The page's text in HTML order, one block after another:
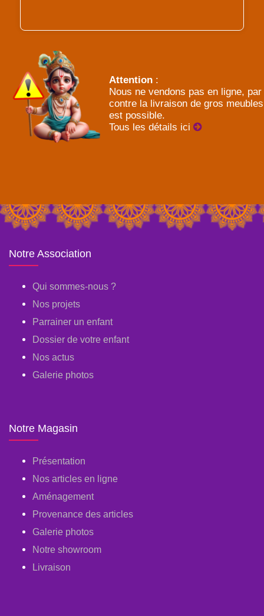
Attention :
Nous ne vendons pas en ligne, par
contre la livraison de gros meubles
est possible.
Tous les détails ici
Notre Association
Qui sommes-nous ?
Nos projets
Parrainer un enfant
Dossier de votre enfant
Nos actus
Galerie photos
Notre Magasin
Présentation
Nos articles en ligne
Aménagement
Provenance des articles
Galerie photos
Notre showroom
Livraison